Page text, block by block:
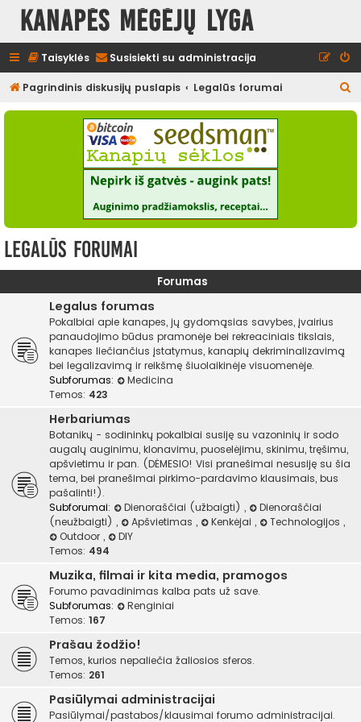
Kanapės mėgėjų lyga
Taisyklės Susisiekti su administracija
Pagrindinis diskusijų puslapis Legalūs forumai
e
Legalūs forumai
Forumas
Legalus forumas
Pokalbiai apie kanapes, jų gydomąsias savybes, įvairius
panaudojimo būdus pramonėje bei rekreaciniais tikslais,
kanapes liečiančius įstatymus, kanapių dekriminalizavimą
bei legalizavimą ir reikšmę šiuolaikinėje visuomenėje.
Subforumas:
Medicina
Temos: 423
Herbariumas
Botanikų - sodininkų pokalbiai susiję su vazoninių ir sodo
augalų auginimu, klonavimu, puoselėjimu, skinimu, tręšimu,
apšvietimu ir pan. (DĖMESIO! Visi pranešimai nesusiję su šia
tema, bei pranešimai pirkimo-pardavimo klausimais, bus
pašalinti!).
Subforumai:
Dienoraščiai (užbaigti) ,
Dienoraščiai
(neužbaigti) , Apšvietimas , Kenkėjai , Technologijos ,
Outdoor ,
DIY
Temos: 494
Muzika, filmai ir kita media, pramogos
Forumo pavadinimas kalba pats už save.
Subforumas:
Renginiai
Temos: 167
Prašau žodžio!
Temos, kurios nepaliečia žaliosios sferos.
Temos: 261
Pasiūlymai administracijai
Pasiūlymai/pastabos/klausimai forumo administracijai.